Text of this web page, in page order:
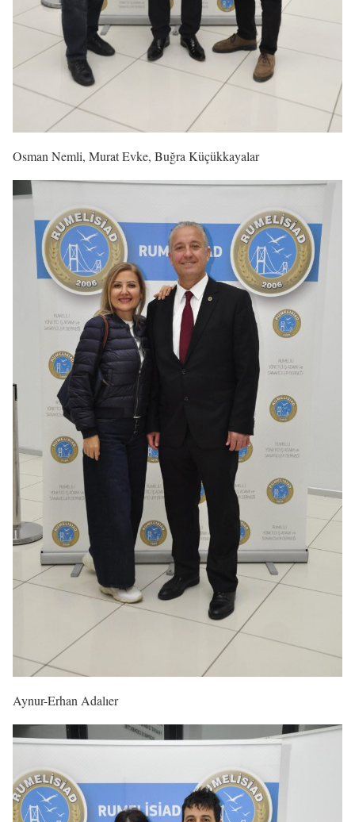
Osman Nemli, Murat Evke, Buğra Küçükkayalar
Aynur-Erhan Adalıer